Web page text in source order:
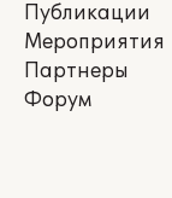
Публикации
Мероприятия
Партнеры
Форум